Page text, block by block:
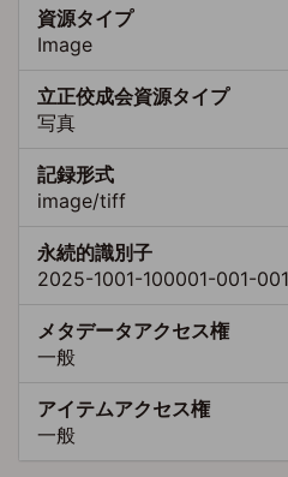
資源タイプ
Image
立正佼成会資源タイプ
写真
記録形式
image/tiff
永続的識別子
2025-1001-100001-001-
メタデータアクセス権
一般
アイテムアクセス権
一般